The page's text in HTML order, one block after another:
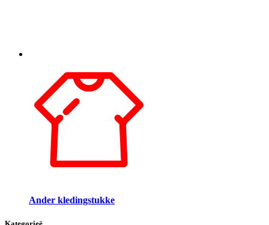
Ander kledingstukke